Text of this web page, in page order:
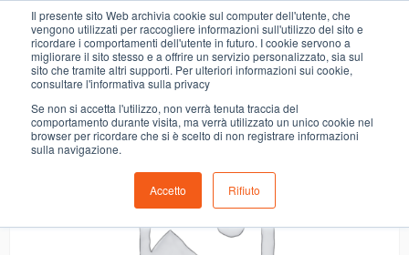
Il presente sito Web archivia cookie sul computer dell'utente, che
vengono utilizzati per raccogliere informazioni sull'utilizzo del sito e
ricordare i comportamenti dell'utente in futuro. I cookie servono a
migliorare il sito stesso e a offrire un servizio personalizzato, sia sul
sito che tramite altri supporti. Per ulteriori informazioni sui cookie,
consultare l'informativa sulla privacy
Se non si accetta l'utilizzo, non verrà tenuta traccia del
comportamento durante visita, ma verrà utilizzato un unico cookie nel
browser per ricordare che si è scelto di non registrare informazioni
sulla navigazione.
Accetto Rifiuto
CONF.ALFRUT MELE ALLE SPEZIE
- 10%